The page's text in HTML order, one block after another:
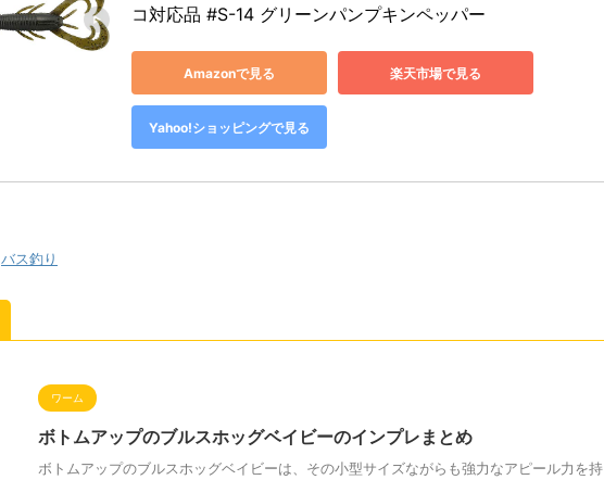
コ対応品 #S-14 グリーンパンプキンペッパー
Amazonで見る 楽天市場で見る
Yahoo!ショッピングで見る
バス釣り
ワーム
ボトムアップのブルスホッグベイビーのインプレまとめ
ボトムアップのブルスホッグベイビーは、その小型サイズながらも強力なアピール力を持